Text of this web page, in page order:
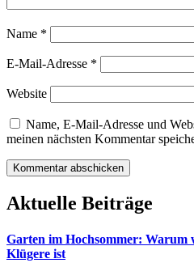
Name *
E-Mail-Adresse *
Website
Name, E-Mail-Adresse und
meinen nächsten Kommentar
Aktuelle Beiträge
Garten im Hochsommer: Warum
Klügere ist